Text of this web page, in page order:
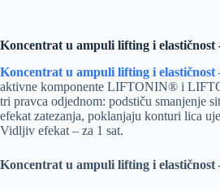
Koncentrat u ampuli lifting i
Koncentrat u ampuli lifting i
aktivne komponente LIFTONIN® i
tri pravca odjednom: podstiču smanjenje
efekat zatezanja, poklanjaju konturi lica
Vidljiv efekat – za 1 sat.
Koncentrat u ampuli lifting i